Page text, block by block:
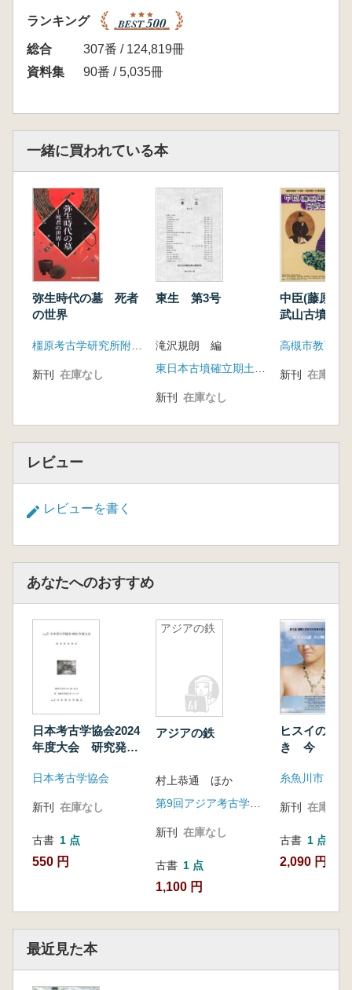
ランキング
総合
307番 / 124,819冊
資料集
90番 / 5,035冊
一緒に買われている本
弥生時代の墓 死者
の世界
橿原考古学研究所附属博物館
新刊 在庫なし
東生 第3号
滝沢規朗 編
東日本古墳確立期土器検討会
新刊 在庫なし
中臣(藤原)鎌
武山古墳
新刊 在庫なし
レビュー
レビューを書く
あなたへのおすすめ
日本考古学協会2024
年度大会 研究発表
日本考古学協会
新刊 在庫なし
古書 1 点
550 円
アジアの鉄
アジアの鉄
村上恭通 ほか
新刊 在庫なし
古書 1 点
1,100 円
ヒスイの謎
き 今
新刊 在庫なし
古書 1 点
2,090 円
最近見た本